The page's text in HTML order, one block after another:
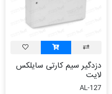
دزدگیر سیم کارتی سایلکس
لایت
AL-127